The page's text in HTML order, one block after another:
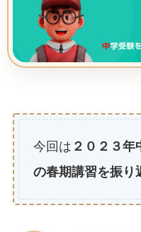
今回は ２０２３年
の春期講習を振り